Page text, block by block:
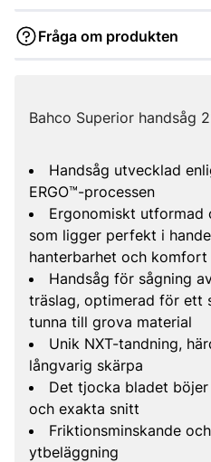
Fråga om produkten
Bahco Superior handsåg
Handsåg utvecklad
ERGO™-processen
Ergonomiskt utformad
som ligger perfekt i
hanterbarhet och komfort
Handsåg för sågning
träslag, optimerad för ett
tunna till grova material
Unik NXT-tandning,
långvarig skärpa
Det tjocka bladet
och exakta snitt
Friktionsminskande
ytbeläggning